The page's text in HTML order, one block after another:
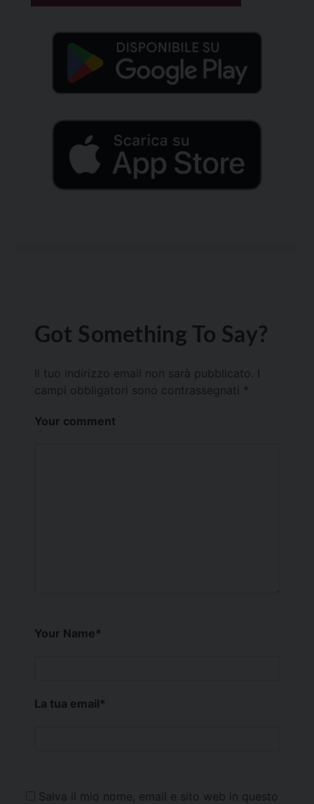
Got Something To Say?
Il tuo indirizzo email non sarà pubblicato.
campi obbligatori sono contrassegnati *
Your comment
Your Name*
La tua email*
Salva il mio nome, email e sito web in questo